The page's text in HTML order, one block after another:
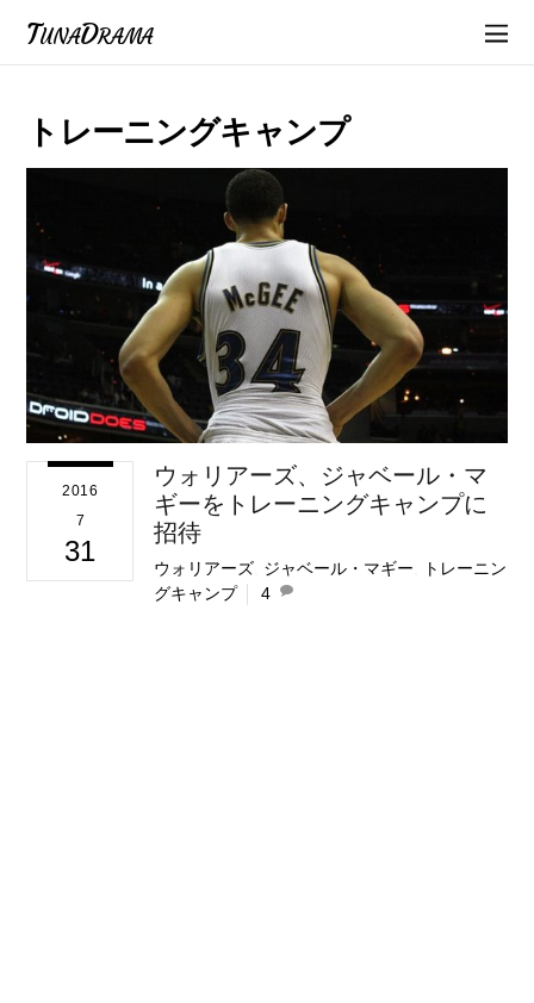
TunaDrama
トレーニングキャンプ
2016
7
31
ウォリアーズ、ジャベール・マ
ギーをトレーニングキャンプに
招待
ウォリアーズ ジャベール・マギー
トレーニン
グキャンプ
4